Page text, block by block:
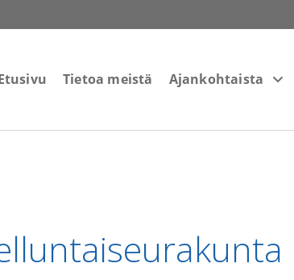
Tietoa meistä Ajankohtaista